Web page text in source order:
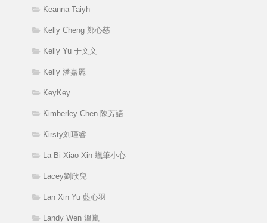
Keanna Taiyh
Kelly Cheng 鄭心慈
Kelly Yu 于文文
Kelly 潘嘉麗
KeyKey
Kimberley Chen 陳芳語
Kirsty刘瑾睿
La Bi Xiao Xin 蠟筆小心
Lacey劉欣兒
Lan Xin Yu 藍心羽
Landy Wen 溫嵐